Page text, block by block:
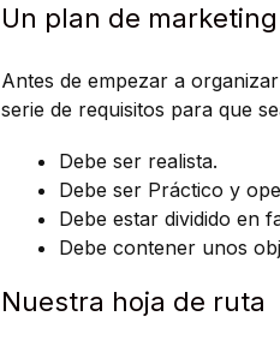
Un plan de
Antes de empezar a
serie de requisitos para que
Debe ser realista.
Debe ser Práctico y
Debe estar dividido en
Debe contener unos
Nuestra hoja de ruta